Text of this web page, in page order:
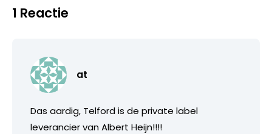
1 Reactie
at
Das aardig, Telford is de private label
leverancier van Albert Heijn!!!!